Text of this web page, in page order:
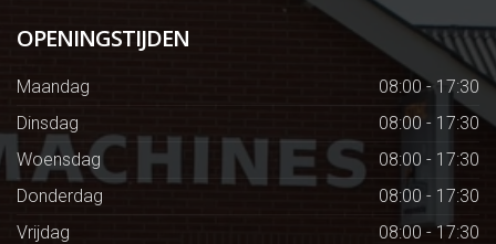
OPENINGSTIJDEN
Maandag
08:00 - 17:30
Dinsdag
08:00 - 17:30
Woensdag
08:00 - 17:30
Donderdag
08:00 - 17:30
Vrijdag
08:00 - 17:30